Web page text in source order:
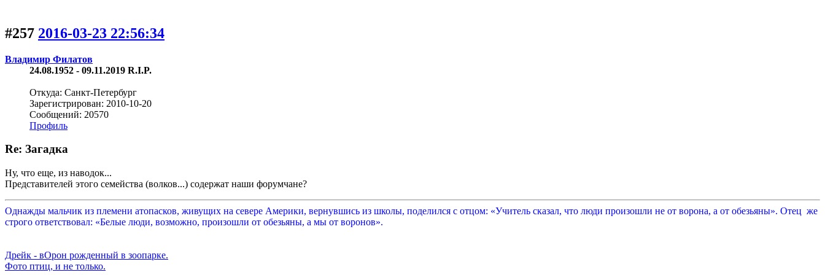
#257 2016-03-23 22:56:34
Владимир Филатов
24.08.1952 - 09.11.2019 R.I.P.
Откуда: Санкт-Петербург
Зарегистрирован: 2010-10-20
Сообщений: 20570
Профиль
Re: Загадка
Ну, что еще, из наводок...
Представителей этого семейства (волков...) содержат наши форумчане?
Однажды мальчик из племени атопасков, живущих на севере Америки, вернувшись из школы, поделился с отцом: «Учитель сказал, что люди произошли не от ворона, а от обезьяны». Отец же
строго ответствовал: «Белые люди, возможно, произошли от обезьяны, а мы от воронов».
Дрейк - вОрон рожденный в зоопарке.
Фото птиц, и не только.